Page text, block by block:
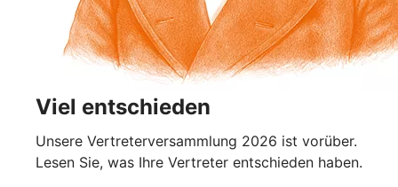
Viel entschieden
Unsere Vertreterversammlung 2026 ist vorüber.
Lesen Sie, was Ihre Vertreter entschieden haben.